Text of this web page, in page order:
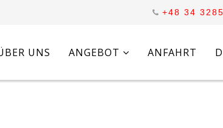
+48 34
UNS ANGEBOT ANFAHRT